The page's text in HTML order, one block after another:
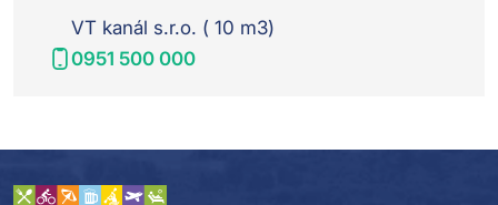
VT kanál s.r.o. ( 10 m3)
0951 500 000